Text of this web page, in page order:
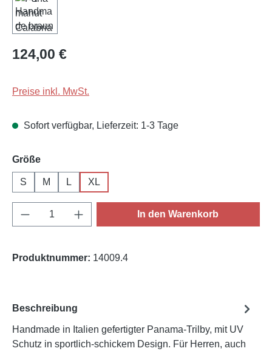
Regulärer Preis:
124,00 €
Preise inkl. MwSt.
Sofort verfügbar, Lieferzeit: 1-3 Tage
Größeauswählen
S M L XL
Produkt Anzahl: Gib den gewünschten
In den Warenkorb
Produktnummer: 14009.4
Beschreibung
Handmade in Italien gefertigter Panama-Trilby, mit UV
Schutz in sportlich-schickem Design. Für Herren, auch